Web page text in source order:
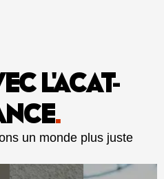
L'ACAT-
.
un monde plus juste